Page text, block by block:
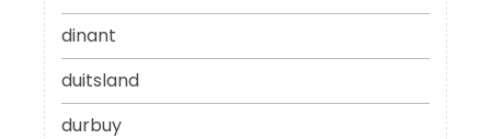
dinant
duitsland
durbuy